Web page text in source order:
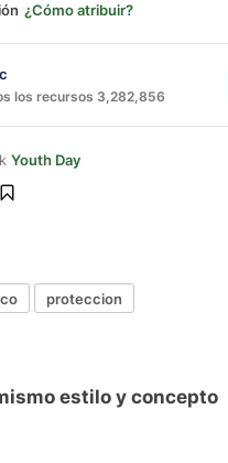
¿Cómo atribuir?
los recursos 3,282,856
Youth Day
proteccion
estilo y concepto